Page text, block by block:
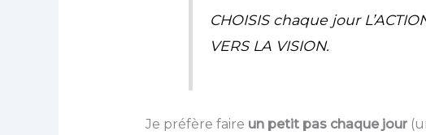
CHOISIS chaque jour
VERS LA VISION.
Je préfère faire un petit pas chaque jour